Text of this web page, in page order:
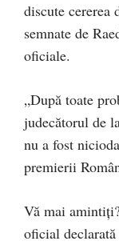
discute cererea
semnate de
oficiale.
„După toate
judecătorul de
nu a fost
premierii
Vă mai
oficial declarată